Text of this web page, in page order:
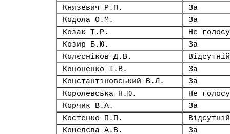
Князевич Р.П.
За
Кодола О.М.
За
Козак Т.Р.
Не
Козир Б.Ю.
За
Колєсніков Д.В.
Відсутній
Кононенко І.В.
За
Константіновський В.Л.
За
Королевська Н.Ю.
Не
Корчик В.А.
За
Костенко П.П.
Відсутній
Кошелєва А.В.
За